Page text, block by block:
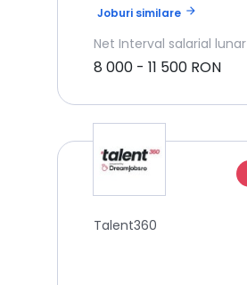
Joburi similare arrow_forward
Net Interval salarial lunar
8 000 - 11 500 RON
Talent360